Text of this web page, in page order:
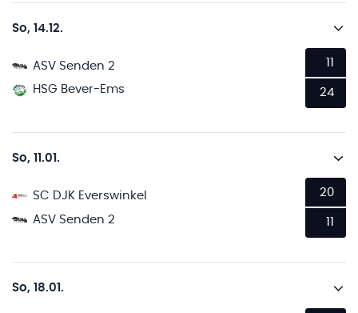
So, 14.12.
ASV Senden 2
HSG Bever-Ems
11
24
So, 11.01.
SC DJK Everswinkel
ASV Senden 2
20
So, 18.01.